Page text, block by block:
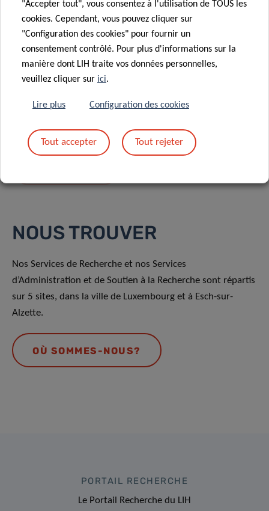
En envoyant votre message, vous acceptez
NOUS TROUVER
Nos Services de Recherche et nos Services
d’Administration et de Soutien à la Recherche sont répartis
sur 5 sites, dans la ville de Luxembourg et à Esch-sur-
Alzette.
OÙ SOMMES-NOUS?
PORTAIL RECHERCHE
Le Portail Recherche du LIH
"Accepter tout", vous consentez à l'utilisation de TOUS les
cookies. Cependant, vous pouvez cliquer sur
"Configuration des cookies" pour fournir un
consentement contrôlé. Pour plus d'informations sur la
manière dont LIH traite vos données personnelles,
veuillez cliquer sur ici.
Lire plus Configuration des cookies
Tout accepter Tout rejeter